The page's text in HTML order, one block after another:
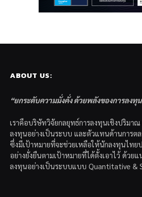
ABOUT US:
“ยกระดับความมั่งคั่ง ด้วยพลังของการลงทุ
เราคือบริษัทวิจัยกลยุทธ์การลงทุนเชิงปริมา
ลงทุนอย่างเป็นระบบ และตัวแทนด้านการต
ซึ่งมีเป้าหมายที่จะช่วยเหลือให้นักลงทุนไทย
อย่างยั่งยืนตามเป้าหมายที่ได้ตั้งเอาไว้ ด้วย
ลงทุนอย่างเป็นระบบแบบ Quantitative &